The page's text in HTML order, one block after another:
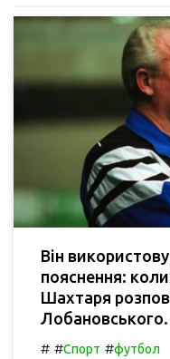
Він
пояснення:
Шахтаря
Лобановського.
# #Спорт #футбол